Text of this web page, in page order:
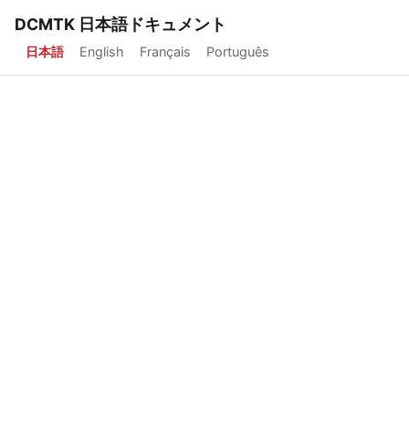
DCMTK 日本語ドキュメント
日本語 English Français Português